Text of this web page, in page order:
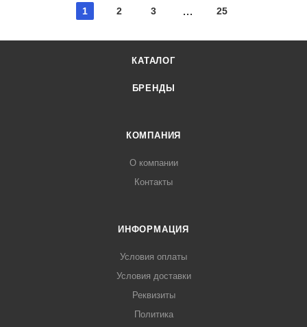
1 2 3 25
КАТАЛОГ
БРЕНДЫ
КОМПАНИЯ
О компании
Контакты
ИНФОРМАЦИЯ
Условия оплаты
Условия доставки
Реквизиты
Политика